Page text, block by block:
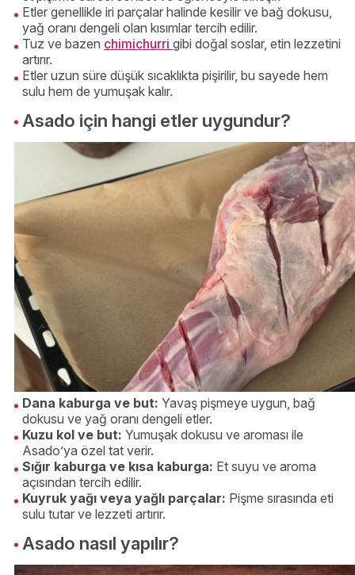
Etler genellikle iri parçalar halinde kesilir ve bağ dokusu,
yağ oranı dengeli olan kısımlar tercih edilir.
Tuz ve bazen chimichurri gibi doğal soslar, etin lezzetini
artırır.
Etler uzun süre düşük sıcaklıkta pişirilir, bu sayede hem
sulu hem de yumuşak kalır.
Asado için hangi etler uygundur?
Dana kaburga ve but: Yavaş pişmeye uygun, bağ
dokusu ve yağ oranı dengeli etler.
Kuzu kol ve but: Yumuşak dokusu ve aroması ile
Asado’ya özel tat verir.
Sığır kaburga ve kısa kaburga: Et suyu ve aroma
açısından tercih edilir.
Kuyruk yağı veya yağlı parçalar: Pişme sırasında eti
sulu tutar ve lezzeti artırır.
Asado nasıl yapılır?